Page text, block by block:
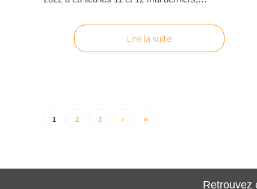
Lire la suite
1 2 3 › »
Retrouvez